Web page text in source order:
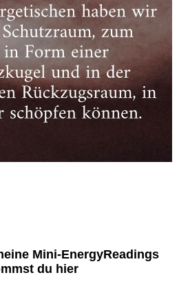
Mini-EnergyReadings
du hier